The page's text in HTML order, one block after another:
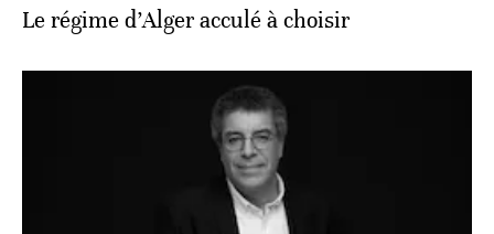
Le régime d’Alger acculé à choisir